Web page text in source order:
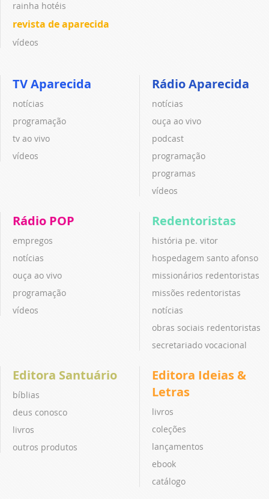
rainha hotéis
revista de aparecida
vídeos
TV Aparecida
notícias
programação
tv ao vivo
vídeos
Rádio Aparecida
notícias
ouça ao vivo
podcast
programação
programas
vídeos
Rádio POP
empregos
notícias
ouça ao vivo
programação
vídeos
Redentoristas
história pe. vitor
hospedagem santo afonso
missionários redentoristas
missões redentoristas
notícias
obras sociais redentoristas
secretariado vocacional
Editora Santuário
bíblias
deus conosco
livros
outros produtos
Editora Ideias &
Letras
livros
coleções
lançamentos
ebook
catálogo